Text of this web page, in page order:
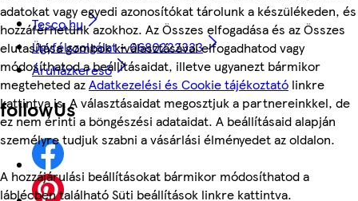
adatokat vagy egyedi azonosítókat tárolunk a készülékeden, és
hozzáférhetünk azokhoz. Az Összes elfogadása és az Összes
elutasítása gombok kiválasztásával elfogadhatod vagy
módosíthatod a beállításaidat, illetve ugyanezt bármikor
megteheted azAdatkezelési és Cookie tájékoztató linkre
kattintva is. A választásaidat megosztjuk a partnereinkkel, de
ez nem érinti a böngészési adataidat. A beállításaid alapján
személyre tudjuk szabni a vásárlási élményedet az oldalon.
A hozzájárulási beállításokat bármikor módosíthatod a
láblécben található Süti beállítások linkre kattintva.
Tesco.hu
Ügyfélszolgálat - 0680222333
Áruházkereső
followUs